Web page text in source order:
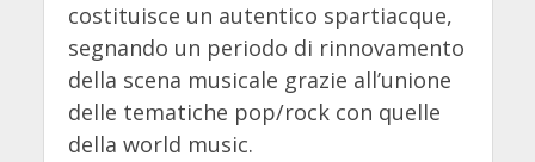
costituisce un autentico spartiacque,
segnando un periodo di rinnovamento
della scena musicale grazie all’unione
delle tematiche pop/rock con quelle
della world music.